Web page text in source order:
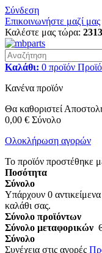
Σύνδεση
Επικοινωνήστε μαζί μας
Καλέστε μας τώρα:
Καλάθι: 0 προϊόν
Κανένα προϊόν
Θα καθοριστεί
0,00 € Σύνολο
Ολοκλήρωση αγορών
Το προϊόν προστέθηκε
Ποσότητα
Σύνολο
Υπάρχουν 0
καλάθι σας.
Σύνολο προϊόντων
Σύνολο μεταφορικών
Σύνολο
Συνέχεια στις αγορές